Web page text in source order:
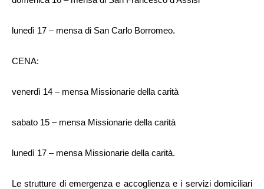
lunedì 17 – mensa di San Carlo Borromeo.
CENA:
venerdì 14 – mensa Missionarie della carità
sabato 15 – mensa Missionarie della carità
lunedì 17 – mensa Missionarie della carità.
Le strutture di emergenza e accoglienza e i servizi domiciliari